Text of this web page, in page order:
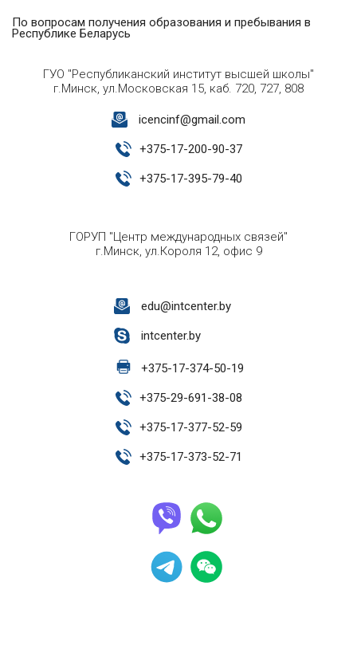
По вопросам получения образования и пребывания в
Республике Беларусь
ГУО "Республиканский институт высшей школы"
г.Минск, ул.Московская 15, каб. 720, 727, 808
icencinf@gmail.com
+375-17-200-90-37
+375-17-395-79-40
ГОРУП "Центр международных связей"
г.Минск, ул.Короля 12, офис 9
edu@intcenter.by
intcenter.by
+375-17-374-50-19
+375-29-691-38-08
+375-17-377-52-59
+375-17-373-52-71